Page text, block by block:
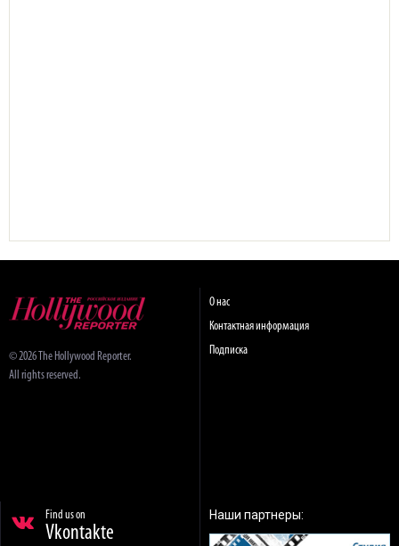
© 2026 The Hollywood Reporter.
All rights reserved.
О нас
Контактная информация
Подписка
Find us on
Vkontakte
Наши партнеры: